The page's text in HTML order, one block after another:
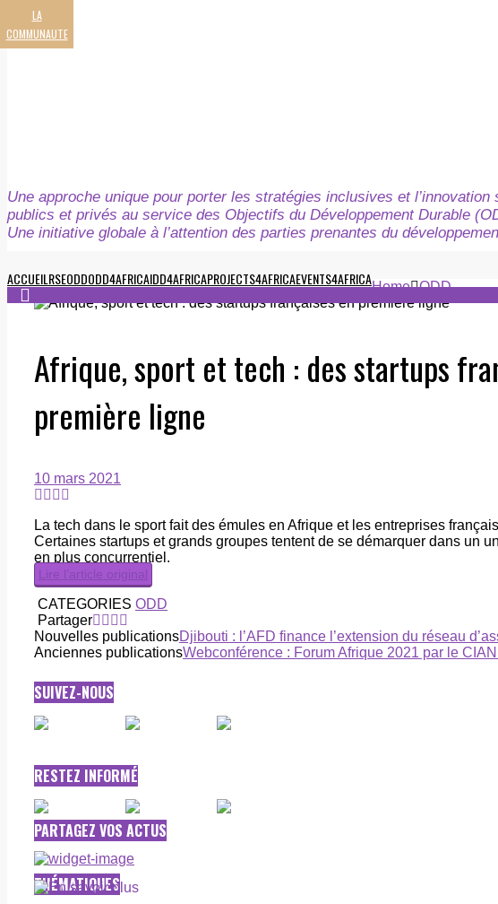
LA
COMMUNAUTE
Une approche unique pour porter les stratégies inclusives et l’innovation
publics et privés au service des Objectifs du Développement Durable
Une initiative globale à l’attention des parties prenantes du
ACCUEILRSEODDODD4AFRICAIDD4AFRICAPROJECTS4AFRICAEVENTS4AFRICAHome ODD
Afrique, sport et tech : des startups
première ligne
10 mars 2021
La tech dans le sport fait des émules en Afrique et les entreprises
Certaines startups et grands groupes tentent de se démarquer dans un
en plus concurrentiel.
Lire l’article original
CATEGORIES ODD
Partager
Nouvelles publicationsDjibouti : l’AFD finance l’extension du réseau
Anciennes publicationsWebconférence : Forum Afrique 2021 par le CIAN
SUIVEZ-NOUS
RESTEZ INFORMÉ
PARTAGEZ VOS ACTUS
THÉMATIQUES